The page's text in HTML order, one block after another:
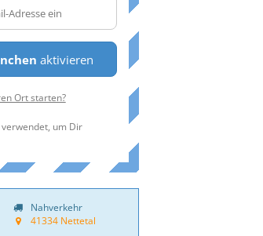
aktivieren
Ort starten?
um Dir
Nahverkehr
41334 Nettetal